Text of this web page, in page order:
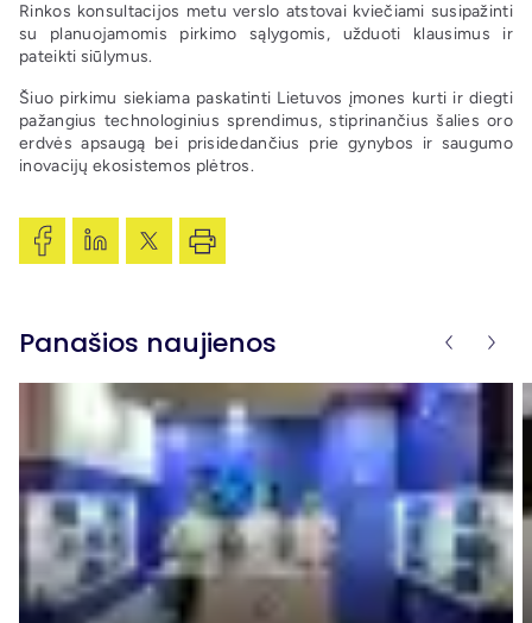
Rinkos konsultacijos metu verslo atstovai kviečiami susipažinti
su planuojamomis pirkimo sąlygomis, užduoti klausimus ir
pateikti siūlymus.
Šiuo pirkimu siekiama paskatinti Lietuvos įmones kurti ir diegti
pažangius technologinius sprendimus, stiprinančius šalies oro
erdvės apsaugą bei prisidedančius prie gynybos ir saugumo
inovacijų ekosistemos plėtros.
Panašios naujienos